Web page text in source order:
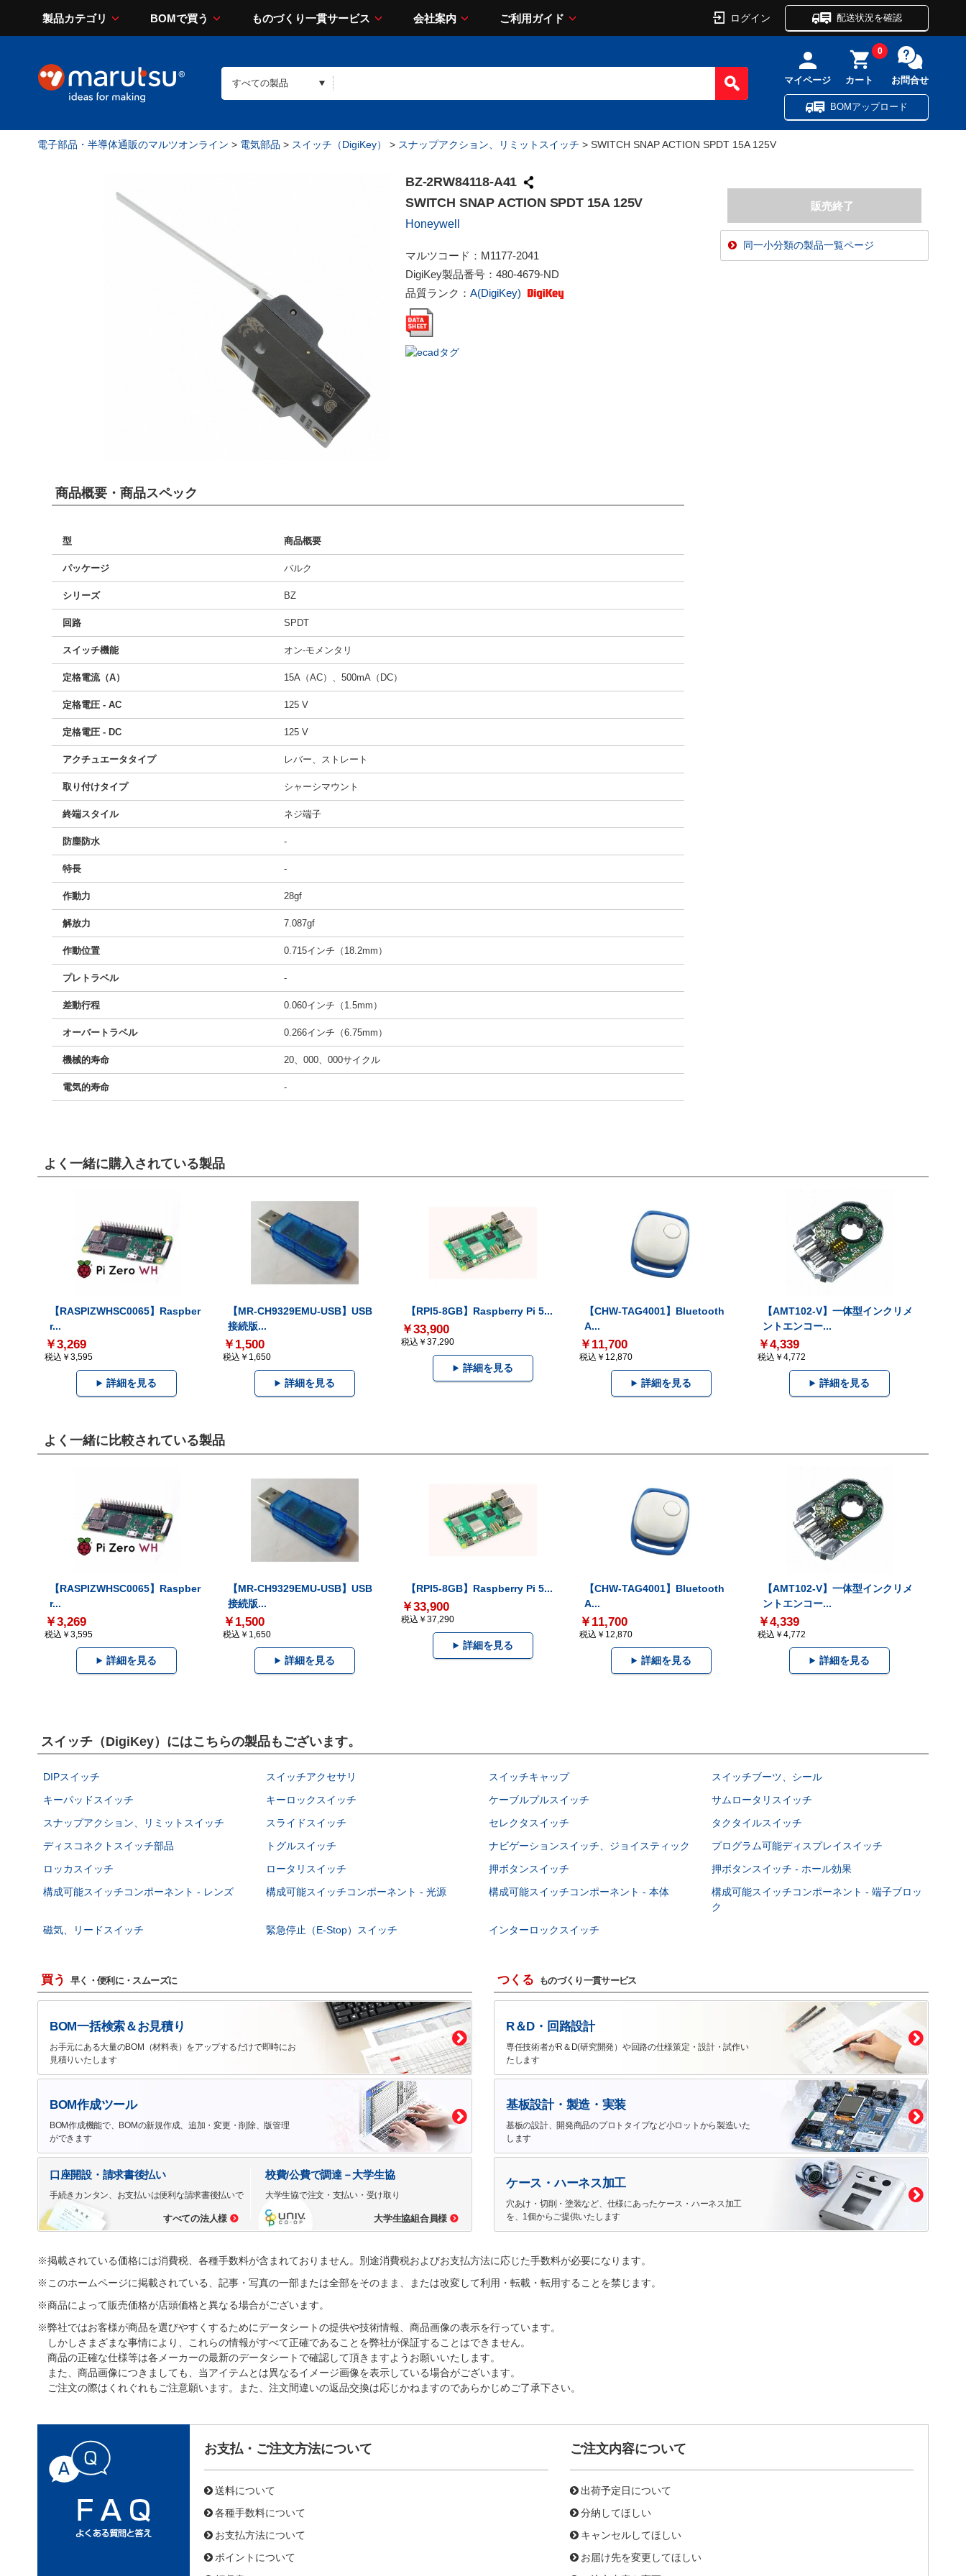
製品カテゴリ BOMで買う ものづくり一貫サービス 会社案内 ご利用ガイド ログイン 配送状況を確認
マイページ カート
0
お問合せ
BOMアップロード
電子部品・半導体通販のマルツオンライン > 電気部品 > スイッチ（DigiKey） > スナップアクション、リミットスイッチ > SWITCH SNAP ACTION SPDT 15A 125V
BZ-2RW84118-A41
SWITCH SNAP ACTION SPDT 15A 125V
Honeywell
マルツコード： M1177-2041
DigiKey製品番号： 480-4679-ND
品質ランク： A(DigiKey)
同一小分類の製品一覧ページ
商品概要・商品スペック
型 商品概要
パッケージ バルク
シリーズ BZ
回路 SPDT
スイッチ機能 オン-モメンタリ
定格電流（A） 15A（AC）、500mA（DC）
定格電圧 - AC 125 V
定格電圧 - DC 125 V
アクチュエータタイプ レバー、ストレート
取り付けタイプ シャーシマウント
終端スタイル ネジ端子
防塵防水 -
特長 -
作動力 28gf
解放力 7.087gf
作動位置 0.715インチ（18.2mm）
プレトラベル -
差動行程 0.060インチ（1.5mm）
オーバートラベル 0.266インチ（6.75mm）
機械的寿命 20、000、000サイクル
電気的寿命 -
よく一緒に購入されている製品
【RASPIZWHSC0065】Raspber
r...
￥3,269
税込￥3,595
詳細を見る
【MR-CH9329EMU-USB】USB
接続版...
￥1,500
税込￥1,650
詳細を見る
【RPI5-8GB】Raspberry Pi 5...
￥33,900
税込￥37,290
詳細を見る
【CHW-TAG4001】Bluetooth
A...
￥11,700
税込￥12,870
詳細を見る
【AMT102-V】一体型インクリメ
ントエンコー...
￥4,339
税込￥4,772
詳細を見る
よく一緒に比較されている製品
【RASPIZWHSC0065】Raspber
r...
￥3,269
税込￥3,595
詳細を見る
【MR-CH9329EMU-USB】USB
接続版...
￥1,500
税込￥1,650
詳細を見る
【RPI5-8GB】Raspberry Pi 5...
￥33,900
税込￥37,290
詳細を見る
【CHW-TAG4001】Bluetooth
A...
￥11,700
税込￥12,870
詳細を見る
【AMT102-V】一体型インクリメ
ントエンコー...
￥4,339
税込￥4,772
詳細を見る
スイッチ（DigiKey）にはこちらの製品もございます。
DIPスイッチ スイッチアクセサリ スイッチキャップ
スイッチブーツ、シール
キーパッドスイッチ
キーロックスイッチ ケーブルプルスイッチ
サムロータリスイッチ
スナップアクション、リミットスイッチ
スライドスイッチ セレクタスイッチ
タクタイルスイッチ
ディスコネクトスイッチ部品
トグルスイッチ ナビゲーションスイッチ、ジョイスティック
プログラム可能ディスプレイスイッチ
ロッカスイッチ
ロータリスイッチ 押ボタンスイッチ
押ボタンスイッチ - ホール効果
構成可能スイッチコンポーネント - レンズ
構成可能スイッチコンポーネント - 光源 構成可能スイッチコンポーネント - 本体
構成可能スイッチコンポーネント - 端子ブロッ
ク
磁気、リードスイッチ
緊急停止（E-Stop）スイッチ インターロックスイッチ
買う 早く・便利に・スムーズに
BOM一括検索＆お見積り
お手元にある大量のBOM（材料表）をアップするだけで即時にお
見積りいたします
BOM作成ツール
BOM作成機能で、BOMの新規作成、追加・変更・削除、版管理
ができます
口座開設・請求書後払い
手続きカンタン、お支払いは便利な請求書後払いで
すべての法人様
校費/公費で調達－大学生協
大学生協で注文・支払い・受け取り
大学生協組合員様
つくる ものづくり一貫サービス
R＆D・回路設計
専任技術者がR＆D(研究開発）や回路の仕様策定・設計・試作い
たします
基板設計・製造・実装
基板の設計、開発商品のプロトタイプなど小ロットから製造いた
します
ケース・ハーネス加工
穴あけ・切削・塗装など、仕様にあったケース・ハーネス加工
を、1個からご提供いたします
※掲載されている価格には消費税、各種手数料が含まれておりません。別途消費税およびお支払方法に応じた手数料が必要になります。
※このホームページに掲載されている、記事・写真の一部または全部をそのまま、または改変して利用・転載・転用することを禁じます。
※商品によって販売価格が店頭価格と異なる場合がございます。
※弊社ではお客様が商品を選びやすくするためにデータシートの提供や技術情報、商品画像の表示を行っています。
しかしさまざまな事情により、これらの情報がすべて正確であることを弊社が保証することはできません。
商品の正確な仕様等は各メーカーの最新のデータシートで確認して頂きますようお願いいたします。
また、商品画像につきましても、当アイテムとは異なるイメージ画像を表示している場合がございます。
ご注文の際はくれぐれもご注意願います。また、注文間違いの返品交換は応じかねますのであらかじめご了承下さい。
お支払・ご注文方法について
送料について
各種手数料について
お支払方法について
ポイントについて
ご注文内容について
出荷予定日について
分納してほしい
キャンセルしてほしい
お届け先を変更してほしい